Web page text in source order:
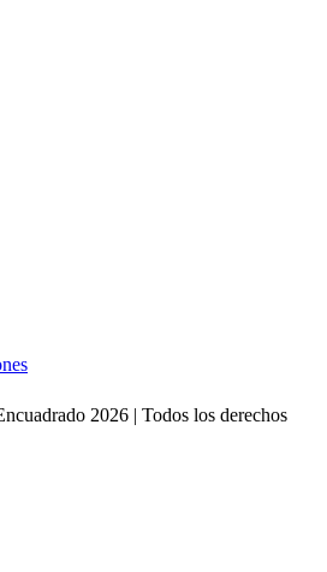
2026 |Todos los derechos